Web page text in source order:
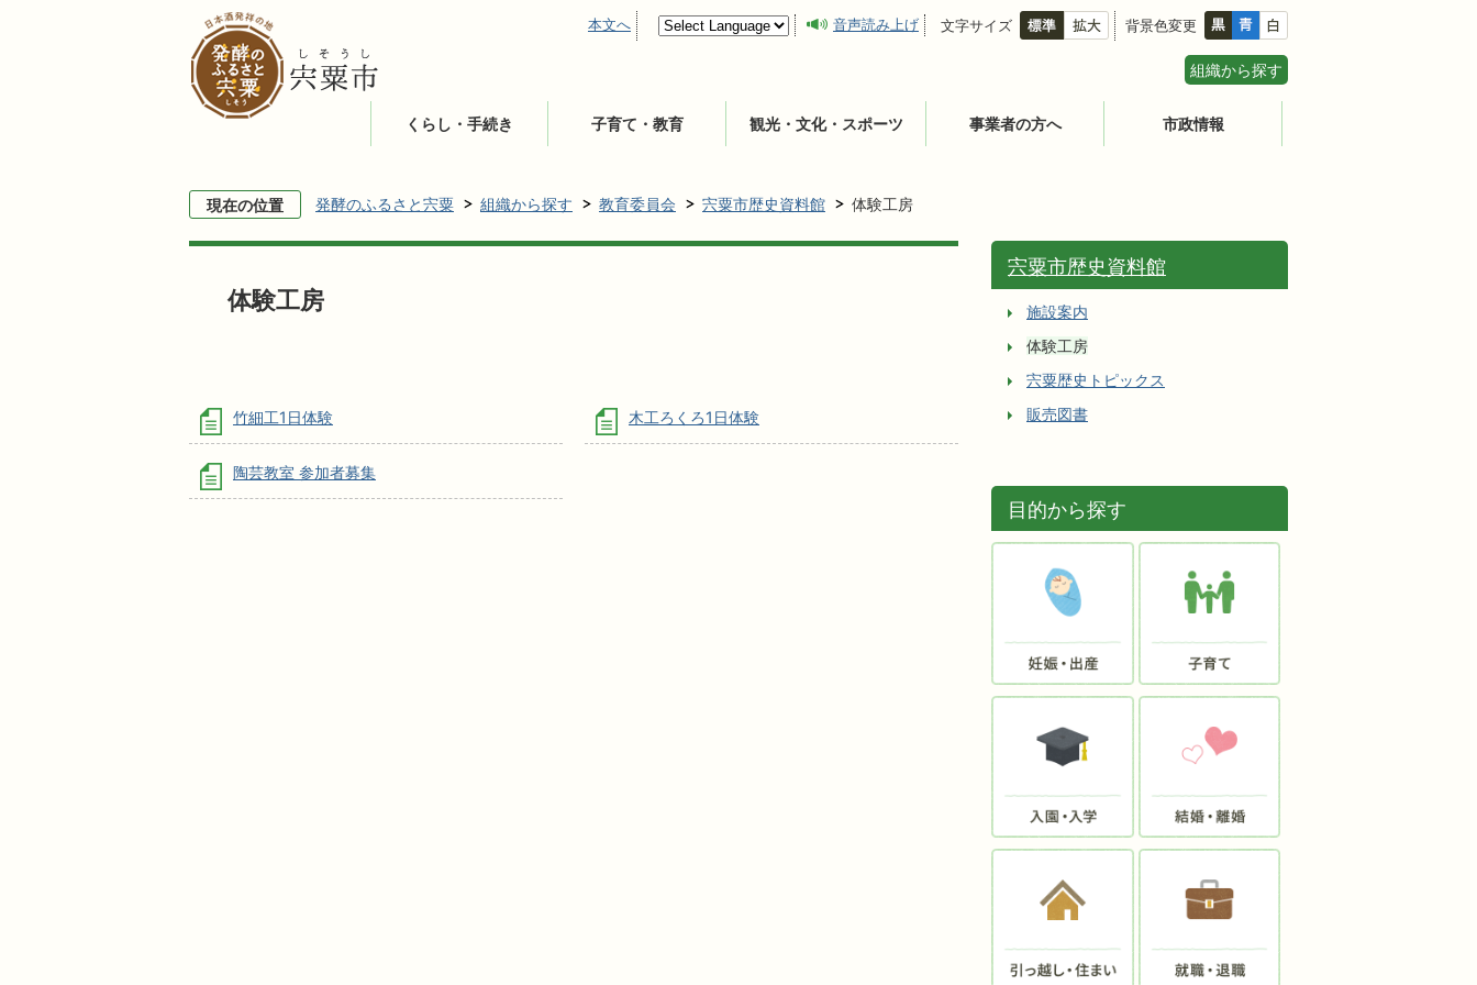
本文へ 音声読み上げ 文字サイズ 背景色変更
組織から探す
くらし・手続き 子育て・教育 観光・文化・スポーツ 事業者の方へ 市政情報
現在の位置 発酵のふるさと宍粟 組織から探す 教育委員会 宍粟市歴史資料館 体験工房
体験工房
竹細工1日体験 木工ろくろ1日体験
陶芸教室 参加者募集
宍粟市歴史資料館
施設案内
体験工房
宍粟歴史トピックス
販売図書
目的から探す